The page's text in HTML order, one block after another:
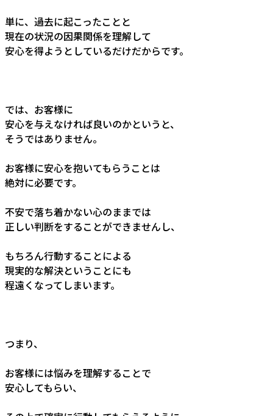
単に、過去に起こったことと
現在の状況の因果関係を理解して
安心を得ようとしているだけだからです。
では、お客様に
安心を与えなければ良いのかというと、
そうではありません。
お客様に安心を抱いてもらうことは
絶対に必要です。
不安で落ち着かない心のままでは
正しい判断をすることができませんし、
もちろん行動することによる
現実的な解決ということにも
程遠くなってしまいます。
つまり、
お客様には悩みを理解することで
安心してもらい、